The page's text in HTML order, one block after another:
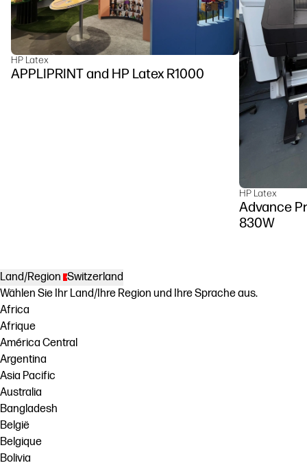
HP Latex
APPLIPRINT and HP Latex R1000
HP Latex
Advance
830W
Land/Region Switzerland
Wählen Sie Ihr Land/Ihre Region und Ihre Sprache aus.
Africa
Afrique
América Central
Argentina
Asia Pacific
Australia
Bangladesh
België
Belgique
Bolivia